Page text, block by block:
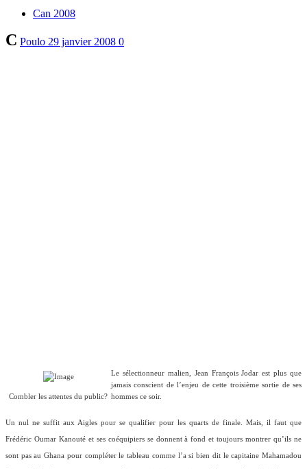
Can 2008
C Poulo 29 janvier 2008 0
Combler les attentes du public?
Le sélectionneur malien, Jean François Jodar est plus que
jamais conscient de l’enjeu de cette troisième sortie de ses
hommes ce soir.
Un nul ne suffit aux Aigles pour se qualifier pour les quarts de finale. Mais, il faut que
Frédéric Oumar Kanouté et ses coéquipiers se donnent à fond et toujours montrer qu’ils ne
sont pas au Ghana pour compléter le tableau comme l’a si bien dit le capitaine Mahamadou